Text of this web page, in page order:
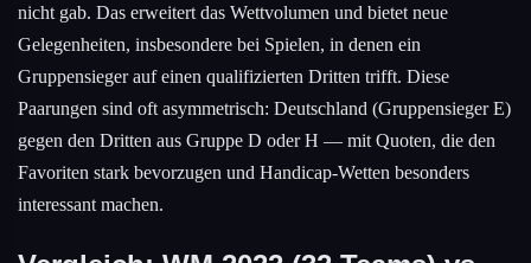
nicht gab. Das erweitert das Wettvolumen und bietet neue
Gelegenheiten, insbesondere bei Spielen, in denen ein
Gruppensieger auf einen qualifizierten Dritten trifft. Diese
Paarungen sind oft asymmetrisch: Deutschland (Gruppensieger E)
gegen den Dritten aus Gruppe D oder H — mit Quoten, die den
Favoriten stark bevorzugen und Handicap-Wetten besonders
interessant machen.